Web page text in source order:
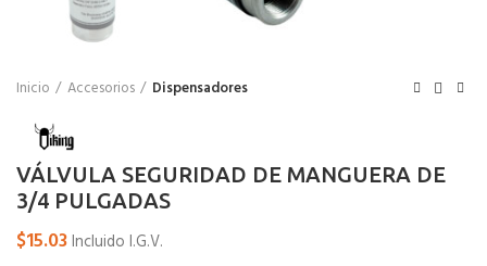
Inicio Accesorios Dispensadores
VÁLVULA SEGURIDAD DE MANGUERA DE
3/4 PULGADAS
$15.03Incluido I.G.V.